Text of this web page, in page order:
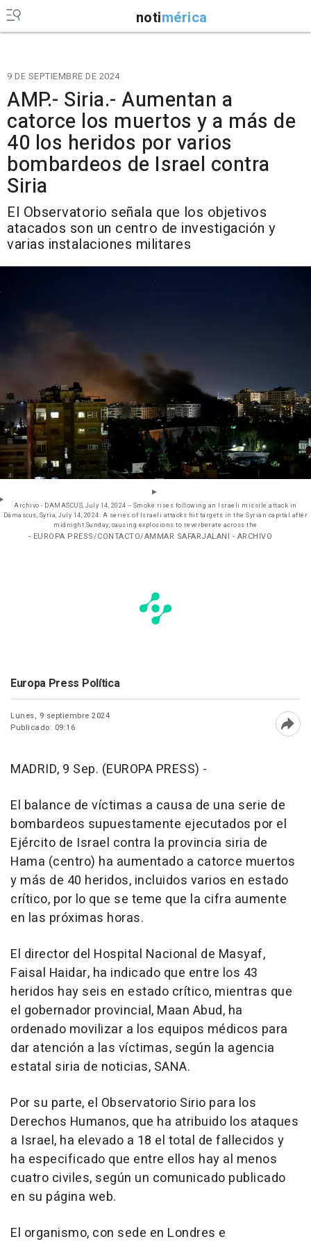
notimérica
9 DE SEPTIEMBRE DE 2024
AMP.- Siria.- Aumentan a
catorce los muertos y a más de
40 los heridos por varios
bombardeos de Israel contra
Siria
El Observatorio señala que los objetivos
atacados son un centro de investigación y
varias instalaciones militares
Archivo - DAMASCUS, July 14, 2024 -- Smoke rises following an Israeli missile attack in
Damascus, Syria, July 14, 2024. A series of Israeli attacks hit targets in the Syrian capital after
midnight Sunday, causing explosions to reverberate across the
- EUROPA PRESS/CONTACTO/AMMAR SAFARJALANI - ARCHIVO
Europa Press Política
Lunes, 9 septiembre 2024
Publicado: 09:16
MADRID, 9 Sep. (EUROPA PRESS) -
El balance de víctimas a causa de una serie de
bombardeos supuestamente ejecutados por el
Ejército de Israel contra la provincia siria de
Hama (centro) ha aumentado a catorce muertos
y más de 40 heridos, incluidos varios en estado
crítico, por lo que se teme que la cifra aumente
en las próximas horas.
El director del Hospital Nacional de Masyaf,
Faisal Haidar, ha indicado que entre los 43
heridos hay seis en estado crítico, mientras que
el gobernador provincial, Maan Abud, ha
ordenado movilizar a los equipos médicos para
dar atención a las víctimas, según la agencia
estatal siria de noticias, SANA.
Por su parte, el Observatorio Sirio para los
Derechos Humanos, que ha atribuido los ataques
a Israel, ha elevado a 18 el total de fallecidos y
ha especificado que entre ellos hay al menos
cuatro civiles, según un comunicado publicado
en su página web.
El organismo, con sede en Londres e